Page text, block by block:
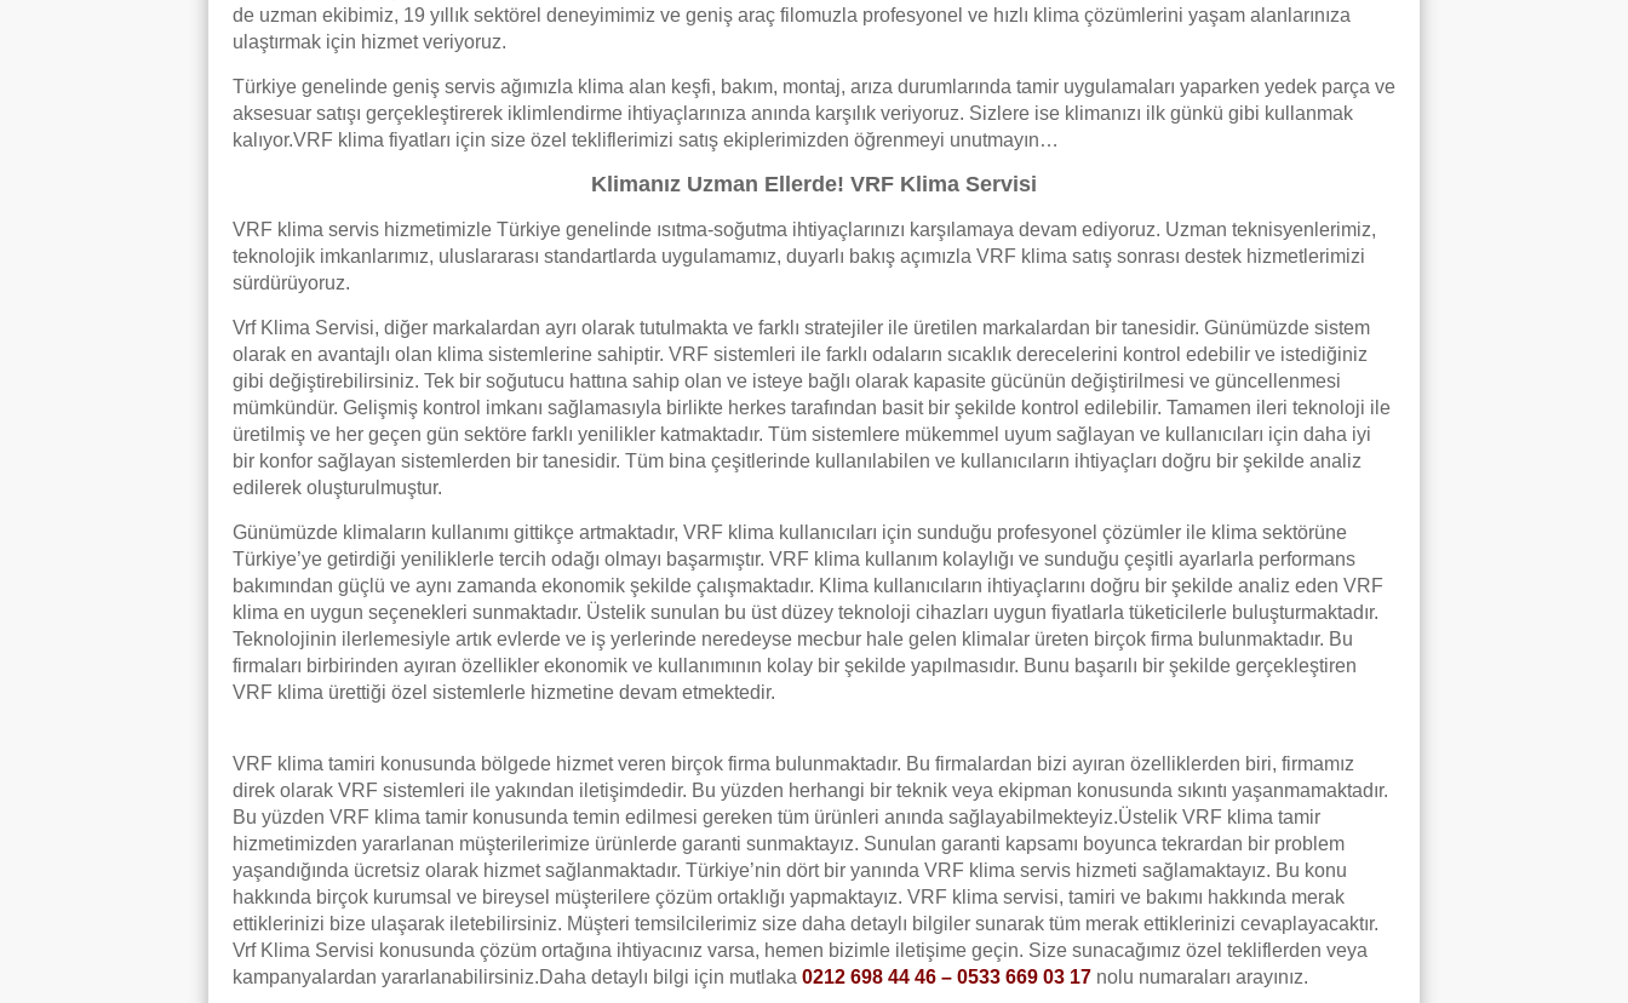
de uzman ekibimiz, 19 yıllık sektörel deneyimimiz ve geniş araç filomuzla profesyonel ve hızlı klima çözümlerini yaşam alanlarınıza
ulaştırmak için hizmet veriyoruz.
Türkiye genelinde geniş servis ağımızla klima alan keşfi, bakım, montaj, arıza durumlarında tamir uygulamaları yaparken yedek parça ve
aksesuar satışı gerçekleştirerek iklimlendirme ihtiyaçlarınıza anında karşılık veriyoruz. Sizlere ise klimanızı ilk günkü gibi kullanmak
kalıyor.VRF klima fiyatları için size özel tekliflerimizi satış ekiplerimizden öğrenmeyi unutmayın…
Klimanız Uzman Ellerde! VRF Klima Servisi
VRF klima servis hizmetimizle Türkiye genelinde ısıtma-soğutma ihtiyaçlarınızı karşılamaya devam ediyoruz. Uzman teknisyenlerimiz,
teknolojik imkanlarımız, uluslararası standartlarda uygulamamız, duyarlı bakış açımızla VRF klima satış sonrası destek hizmetlerimizi
sürdürüyoruz.
Vrf Klima Servisi, diğer markalardan ayrı olarak tutulmakta ve farklı stratejiler ile üretilen markalardan bir tanesidir. Günümüzde sistem
olarak en avantajlı olan klima sistemlerine sahiptir. VRF sistemleri ile farklı odaların sıcaklık derecelerini kontrol edebilir ve istediğiniz
gibi değiştirebilirsiniz. Tek bir soğutucu hattına sahip olan ve isteye bağlı olarak kapasite gücünün değiştirilmesi ve güncellenmesi
mümkündür. Gelişmiş kontrol imkanı sağlamasıyla birlikte herkes tarafından basit bir şekilde kontrol edilebilir. Tamamen ileri teknoloji ile
üretilmiş ve her geçen gün sektöre farklı yenilikler katmaktadır. Tüm sistemlere mükemmel uyum sağlayan ve kullanıcıları için daha iyi
bir konfor sağlayan sistemlerden bir tanesidir. Tüm bina çeşitlerinde kullanılabilen ve kullanıcıların ihtiyaçları doğru bir şekilde analiz
edilerek oluşturulmuştur.
Günümüzde klimaların kullanımı gittikçe artmaktadır, VRF klima kullanıcıları için sunduğu profesyonel çözümler ile klima sektörüne
Türkiye’ye getirdiği yeniliklerle tercih odağı olmayı başarmıştır. VRF klima kullanım kolaylığı ve sunduğu çeşitli ayarlarla performans
bakımından güçlü ve aynı zamanda ekonomik şekilde çalışmaktadır. Klima kullanıcıların ihtiyaçlarını doğru bir şekilde analiz eden VRF
klima en uygun seçenekleri sunmaktadır. Üstelik sunulan bu üst düzey teknoloji cihazları uygun fiyatlarla tüketicilerle buluşturmaktadır.
Teknolojinin ilerlemesiyle artık evlerde ve iş yerlerinde neredeyse mecbur hale gelen klimalar üreten birçok firma bulunmaktadır. Bu
firmaları birbirinden ayıran özellikler ekonomik ve kullanımının kolay bir şekilde yapılmasıdır. Bunu başarılı bir şekilde gerçekleştiren
VRF klima ürettiği özel sistemlerle hizmetine devam etmektedir.
VRF klima tamiri konusunda bölgede hizmet veren birçok firma bulunmaktadır. Bu firmalardan bizi ayıran özelliklerden biri, firmamız
direk olarak VRF sistemleri ile yakından iletişimdedir. Bu yüzden herhangi bir teknik veya ekipman konusunda sıkıntı yaşanmamaktadır.
Bu yüzden VRF klima tamir konusunda temin edilmesi gereken tüm ürünleri anında sağlayabilmekteyiz.Üstelik VRF klima tamir
hizmetimizden yararlanan müşterilerimize ürünlerde garanti sunmaktayız. Sunulan garanti kapsamı boyunca tekrardan bir problem
yaşandığında ücretsiz olarak hizmet sağlanmaktadır. Türkiye’nin dört bir yanında VRF klima servis hizmeti sağlamaktayız. Bu konu
hakkında birçok kurumsal ve bireysel müşterilere çözüm ortaklığı yapmaktayız. VRF klima servisi, tamiri ve bakımı hakkında merak
ettiklerinizi bize ulaşarak iletebilirsiniz. Müşteri temsilcilerimiz size daha detaylı bilgiler sunarak tüm merak ettiklerinizi cevaplayacaktır.
Vrf Klima Servisi konusunda çözüm ortağına ihtiyacınız varsa, hemen bizimle iletişime geçin. Size sunacağımız özel tekliflerden veya
kampanyalardan yararlanabilirsiniz.Daha detaylı bilgi için mutlaka 0212 698 44 46 – 0533 669 03 17 nolu numaraları arayınız.